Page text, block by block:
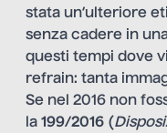
stata un’ulteriore
senza cadere in
questi tempi dove
refrain: tanta
Se nel 2016 non
la 199/2016 (